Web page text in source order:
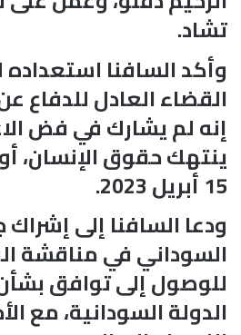
تشاد.
وأكد السافنا
القضاء العادل للدفاع
إنه لم يشارك في فض
ينتهك حقوق الإنسان،
15 أبريل 2023.
ودعا السافنا إلى
السوداني في مناقشة
للوصول إلى توافق
الدولة السودانية، مع